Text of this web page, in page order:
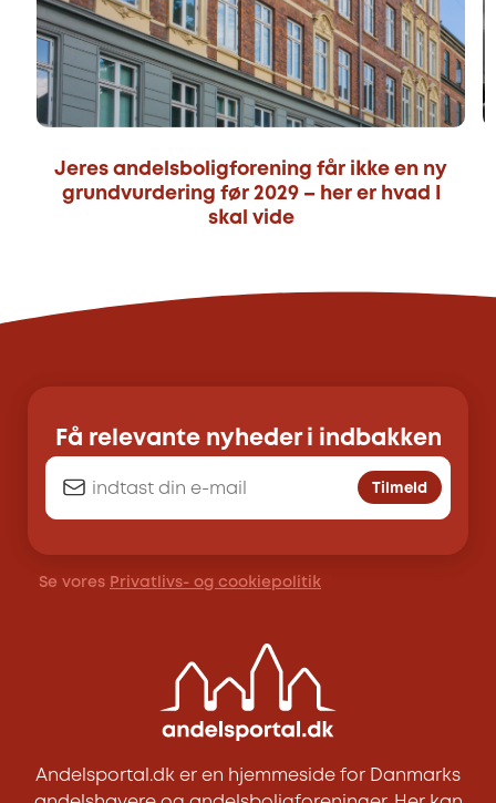
Jeres andelsboligforening får ikke en ny
grundvurdering før 2029 – her er hvad I
skal vide
Få relevante nyheder i indbakken
Tilmeld
Se vores Privatlivs- og cookiepolitik
Andelsportal.dk er en hjemmeside for Danmarks